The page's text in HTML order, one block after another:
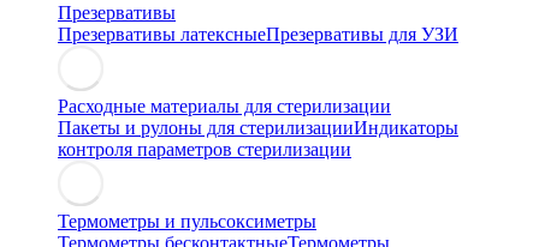
Презервативы
Презервативы латексныеПрезервативы для УЗИ
Расходные материалы для стерилизации
Пакеты и рулоны для стерилизацииИндикаторы
контроля параметров стерилизации
Термометры и пульсоксиметры